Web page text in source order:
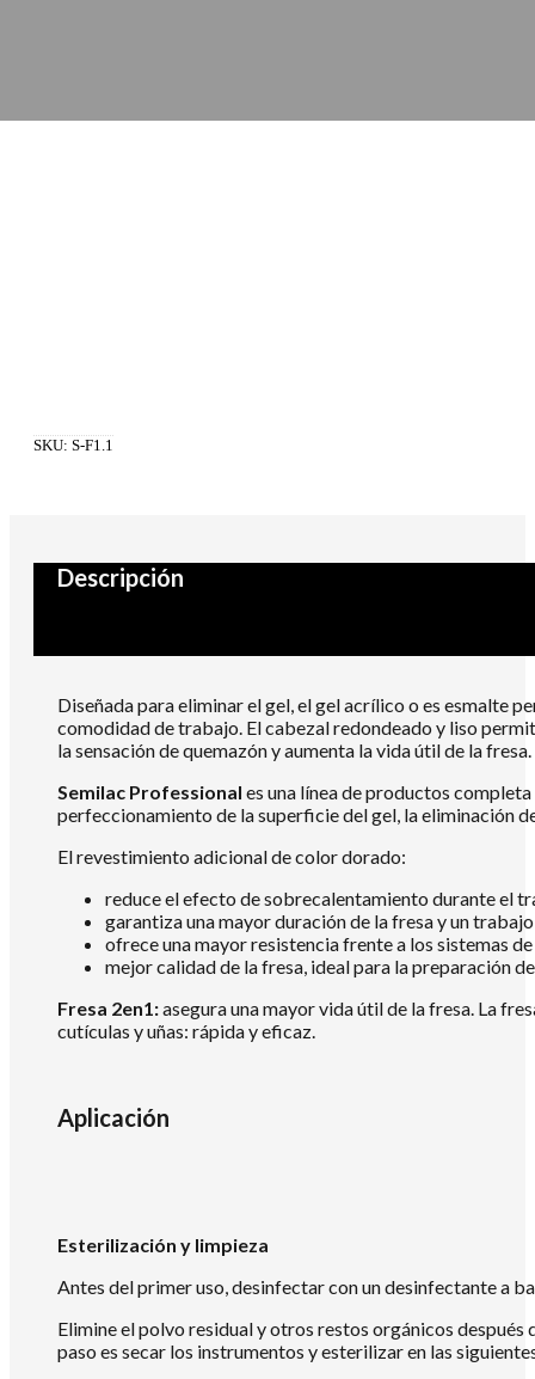
SKU: S-F1.1
Descripción
Diseñada para eliminar el gel, el gel acrílico o es esmalte
comodidad de trabajo. El cabezal redondeado y liso
la sensación de quemazón y aumenta la vida útil de la fresa.
Semilac Professional es una línea de productos
perfeccionamiento de la superficie del gel, la eliminación
El revestimiento adicional de color dorado:
reduce el efecto de sobrecalentamiento durante el
garantiza una mayor duración de la fresa y un
ofrece una mayor resistencia frente a los sistemas
mejor calidad de la fresa, ideal para la preparación
Fresa 2en1:asegura una mayor vida útil de la fresa. La
cutículas y uñas: rápida y eficaz.
Aplicación
Esterilización y limpieza
Antes del primer uso, desinfectar con un desinfectante a
Elimine el polvo residual y otros restos orgánicos
paso es secar los instrumentos y esterilizar en las